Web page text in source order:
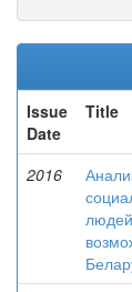
Issue
Date
Title
2016